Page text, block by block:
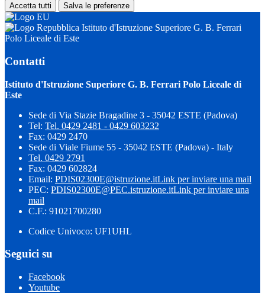
Accetta tutti Salva le preferenze
Istituto d'Istruzione Superiore G. B. Ferrari
Polo Liceale di Este
Contatti
Istituto d'Istruzione Superiore G. B. Ferrari Polo Liceale di
Este
Sede di Via Stazie Bragadine 3 - 35042 ESTE (Padova)
Tel: Tel. 0429 2481 - 0429 603232
Fax: 0429 2470
Sede di Viale Fiume 55 - 35042 ESTE (Padova) - Italy
Tel. 0429 2791
Fax: 0429 602824
Email: PDIS02300E@istruzione.itLink per inviare una mail
PEC: PDIS02300E@PEC.istruzione.itLink per inviare una
mail
C.F.: 91021700280
Codice Univoco: UF1UHL
Seguici su
Facebook
Youtube